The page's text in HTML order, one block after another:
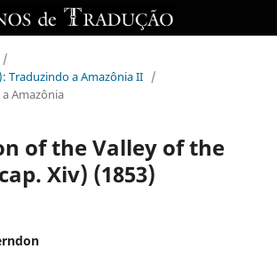
/
Traduzindo a Amazônia II /
a Amazônia
of the Valley of the
Xiv) (1853)